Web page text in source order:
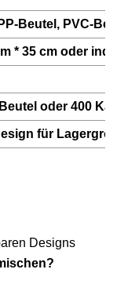
Beutel, PVC-
* 35 cm oder
oder 400
für
Designs